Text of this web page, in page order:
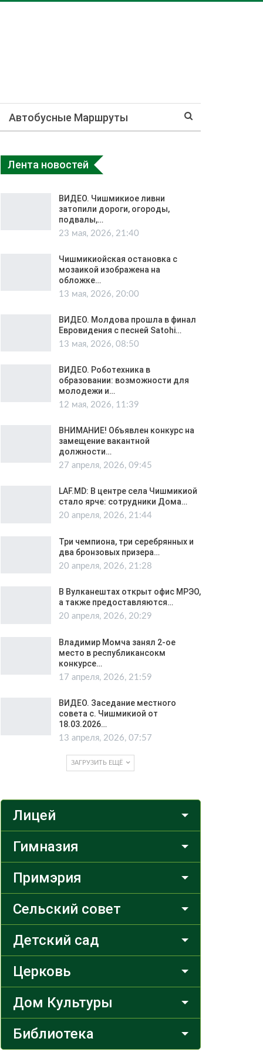
Автобусные Маршруты
Лента новостей
ВИДЕО. Чишмикиое ливни
затопили дороги, огороды,
подвалы,…
23 мая, 2026, 21:40
Чишмикиойская остановка с
мозаикой изображена на
обложке…
13 мая, 2026, 20:00
ВИДЕО. Молдова прошла в финал
Евровидения с песней Satohi…
13 мая, 2026, 08:50
ВИДЕО. Роботехника в
образовании: возможности для
молодежи и…
12 мая, 2026, 11:39
ВНИМАНИЕ! Объявлен конкурс на
замещение вакантной
должности…
27 апреля, 2026, 09:45
LAF.MD: В центре села Чишмикиой
стало ярче: сотрудники Дома…
20 апреля, 2026, 21:44
Три чемпиона, три серебрянных и
два бронзовых призера…
20 апреля, 2026, 21:28
В Вулканештах открыт офис МРЭО,
а также предоставляются…
20 апреля, 2026, 20:29
Владимир Момча занял 2-ое
место в республикансокм
конкурсе…
17 апреля, 2026, 21:59
ВИДЕО. Заседание местного
совета с. Чишмикиой от
18.03.2026…
13 апреля, 2026, 07:57
ЗАГРУЗИТЬ ЕЩЁ
Лицей
Гимназия
Примэрия
Сельский совет
Детский сад
Церковь
Дом Культуры
Библиотека